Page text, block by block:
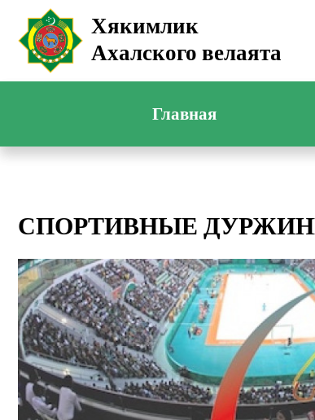
Хякимлик
Ахалского велаята
Главная
СПОРТИВНЫЕ